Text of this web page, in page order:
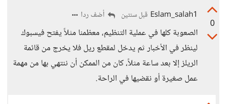
0
Eslam_salah1 قبل سنتين أضف ردا
الصعوبة كلها في عملية التنظيم، معظمنا مثلاً يفتح فيسبوك
لينظر في الأخبار ثم يدخل لمقطع ريل فلا يخرج من قائمة
الريلز إلا بعد ساعة مثلاً، كان من الممكن أن ننتهي بها من مهمة
عمل صغيرة أو نقضيها في الراحة.